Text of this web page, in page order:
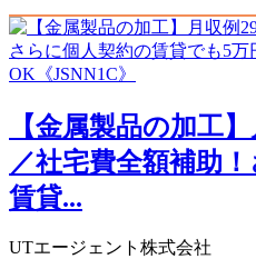
【金属製品の加工
／社宅費全額補助
賃貸...
UTエージェント株式会社